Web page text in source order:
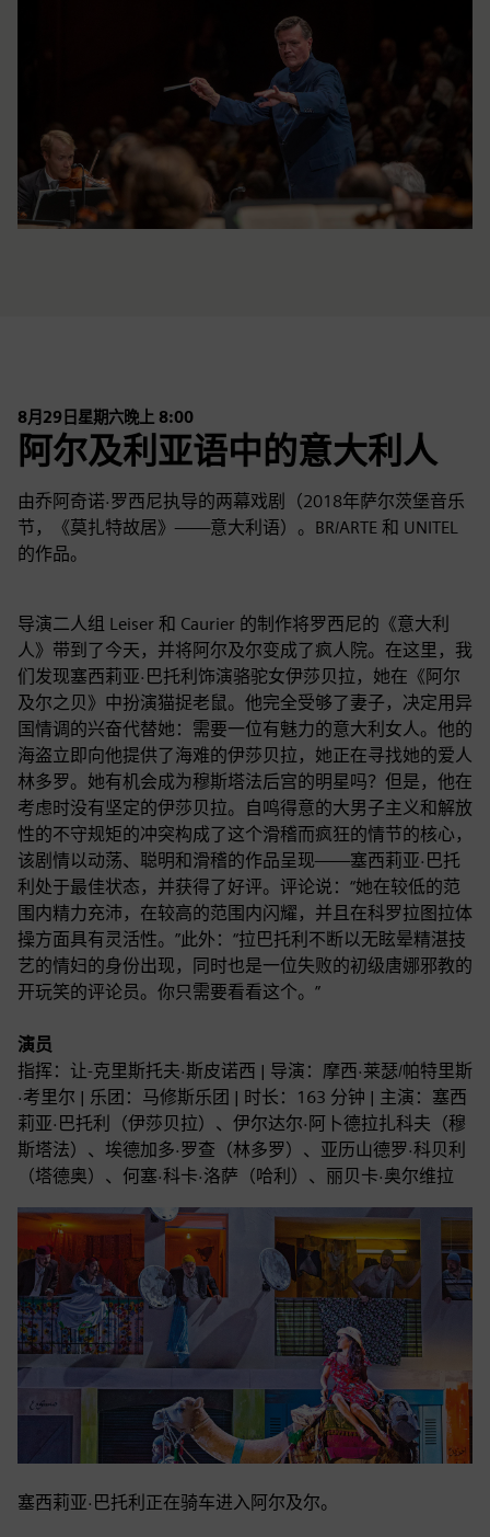
8月29日星期六晚上 8:00
阿尔及利亚语中的意大利人
由乔阿奇诺·罗西尼执导的两幕戏剧（2018年萨尔茨堡音乐
节，《莫扎特故居》——意大利语）。BR/ARTE 和 UNITEL
的作品。
导演二人组 Leiser 和 Caurier 的制作将罗西尼的《意大利
人》带到了今天，并将阿尔及尔变成了疯人院。在这里，我
们发现塞西莉亚·巴托利饰演骆驼女伊莎贝拉，她在《阿尔
及尔之贝》中扮演猫捉老鼠。他完全受够了妻子，决定用异
国情调的兴奋代替她：需要一位有魅力的意大利女人。他的
海盗立即向他提供了海难的伊莎贝拉，她正在寻找她的爱人
林多罗。她有机会成为穆斯塔法后宫的明星吗？但是，他在
考虑时没有坚定的伊莎贝拉。自鸣得意的大男子主义和解放
性的不守规矩的冲突构成了这个滑稽而疯狂的情节的核心，
该剧情以动荡、聪明和滑稽的作品呈现——塞西莉亚·巴托
利处于最佳状态，并获得了好评。评论说：“她在较低的范
围内精力充沛，在较高的范围内闪耀，并且在科罗拉图拉体
操方面具有灵活性。”此外：“拉巴托利不断以无眩晕精湛技
艺的情妇的身份出现，同时也是一位失败的初级唐娜邪教的
开玩笑的评论员。你只需要看看这个。”
演员
指挥：让-克里斯托夫·斯皮诺西 | 导演：摩西·莱瑟/帕特里斯
·考里尔 | 乐团：马修斯乐团 | 时长：163 分钟 | 主演：塞西
莉亚·巴托利（伊莎贝拉）、伊尔达尔·阿卜德拉扎科夫（穆
斯塔法）、埃德加多·罗查（林多罗）、亚历山德罗·科贝利
（塔德奥）、何塞·科卡·洛萨（哈利）、丽贝卡·奥尔维拉
塞西莉亚·巴托利正在骑车进入阿尔及尔。